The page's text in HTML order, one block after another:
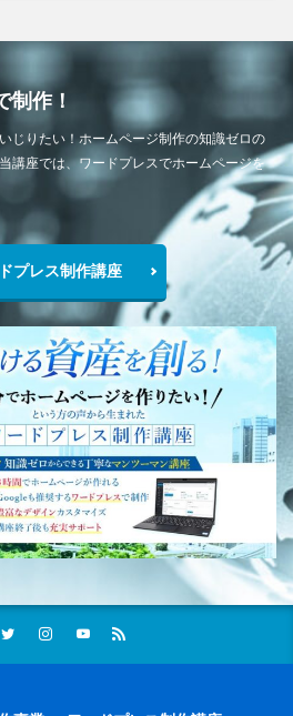
制作！
じりたい！ホームページ制作の知識ゼロの
講座では、ワードプレスでホームページを
プレス制作講座